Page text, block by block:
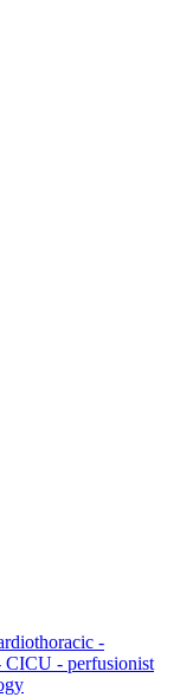
-
CICU - perfusionist